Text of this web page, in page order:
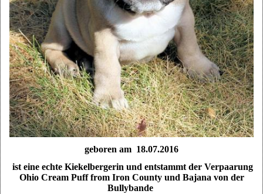
geboren am 18.07.2016
ist eine echte Kiekelbergerin und entstammt der Verpaarung
Ohio Cream Puff from Iron County und Bajana von der
Bullybande